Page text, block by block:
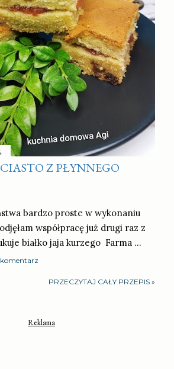
Z PŁYNNEGO
bardzo proste w wykonaniu
współpracę już drugi raz z
białko jaja kurzego Farma …
PRZECZYTAJ CAŁY PRZEPIS »